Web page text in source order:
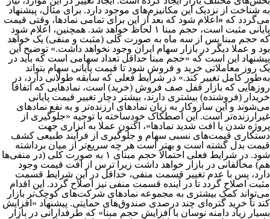
به شناخت از نزدیک این مکانیزم‌های موجود دارد. برای مثال، پیشنهاد
می‌گردد که « اعلام شود که بعد از این برای تمامی نمادها، وقتی قیمت
پایانی مثبت است، حجم مبنا ۱ لحاظ خواهد شد. همچنین، اعلام شود
که حجم مبنا پس از سه ماه به صورت کلی (مثبت و منفی) یک خواهد
بود و عملا دیگر در بازار سهام ایران وجود نخواهد داشت.» توضیح این
پیشنهاد این است که «حجم مبنا حداقل تعداد سهامی است که باید در
یک روز معاملاتی خرید و فروش شود تا قیمت پایانی سهام بتواند
به‌طور کامل تغییر کند.» در شرایط فعلی که سابقه طولانی دارد، در
روزهایی که بازار قفل صف فروش (خرید) است، نمادهایی که اتفاقا
خریدار (فروشنده) بیشتری دارند، بیشتر دچار تغییر قیمت پایانی
می‌شوند و این سازوکار به زیان نمادهای ارزنده‌تر و به نفع نمادهای
غیرارزنده‌تر است. این اصطکاک خودساخته با توجیه «جلوگیری از
پروژه شدن یا افت شدید نمادها»، اکنون عملا به ابزاری جهت
دستکاری قیمت‌های نسبی سهام و جلوگیری از فرآیند طبیعی کشف
قیمت بدل گشته است و بهتر است هر چه سریع‌تر از میان برداشته
شود. در شرایط فعلی احتمالا حجم مبنای ۱ به صورت کلی (در منفی‌ها
هم) مخالفانی در بازار خواهد داشت زیرا ترس از افت قیمت وجود
دارد، پس با عدم تغییر قسمت منفی، حداقل در این شرایط قسمت
مثبت اصلاح گردد تا در آینده قسمت منفی نیز اصلاح گردد. این اقدام
می‌تواند کمک بیشتری به مجموعه نمادهای شرکت‌های کوچک‌تر بازار
کند تا خرید گتره‌ای چند درصدی صندوق‌های حمایتی. پیشنهاد «افزایش
بسیار زیاد دامنه نوسان با افزایش حجم مبنا» که طرفدارانی در بازار